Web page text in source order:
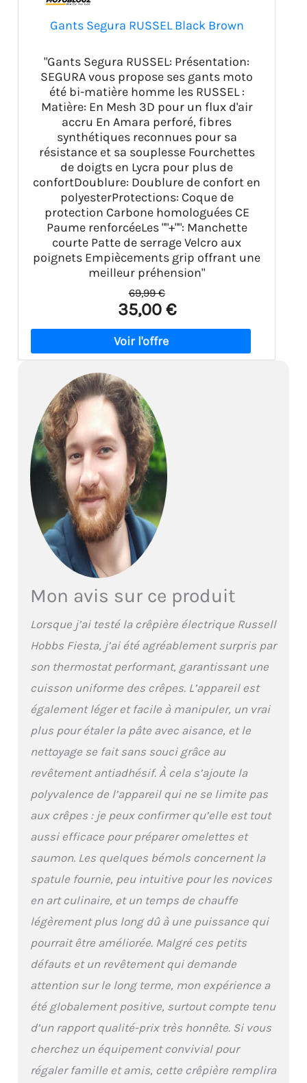
Gants Segura RUSSEL Black Brown
"Gants Segura RUSSEL: Présentation:
SEGURA vous propose ses gants moto
été bi-matière homme les RUSSEL :
Matière: En Mesh 3D pour un flux d'air
accru En Amara perforé, fibres
synthétiques reconnues pour sa
résistance et sa souplesse Fourchettes
de doigts en Lycra pour plus de
confortDoublure: Doublure de confort en
polyesterProtections: Coque de
protection Carbone homologuées CE
Paume renforcéeLes ""+"": Manchette
courte Patte de serrage Velcro aux
poignets Empiècements grip offrant une
meilleur préhension"
69,99 €
35,00 €
Mon avis sur ce produit
Lorsque j’ai testé la crêpière électrique Russell
Hobbs Fiesta, j’ai été agréablement surpris par
son thermostat performant, garantissant une
cuisson uniforme des crêpes. L’appareil est
également léger et facile à manipuler, un vrai
plus pour étaler la pâte avec aisance, et le
nettoyage se fait sans souci grâce au
revêtement antiadhésif. À cela s’ajoute la
polyvalence de l’appareil qui ne se limite pas
aux crêpes : je peux confirmer qu’elle est tout
aussi efficace pour préparer omelettes et
saumon. Les quelques bémols concernent la
spatule fournie, peu intuitive pour les novices
en art culinaire, et un temps de chauffe
légèrement plus long dû à une puissance qui
pourrait être améliorée. Malgré ces petits
défauts et un revêtement qui demande
attention sur le long terme, mon expérience a
été globalement positive, surtout compte tenu
d’un rapport qualité-prix très honnête. Si vous
cherchez un équipement convivial pour
régaler famille et amis, cette crêpière remplira